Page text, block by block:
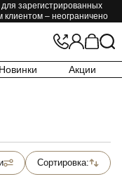
зарегистрированных
клиентом – неограничено
Новинки Акции
Сортировка: